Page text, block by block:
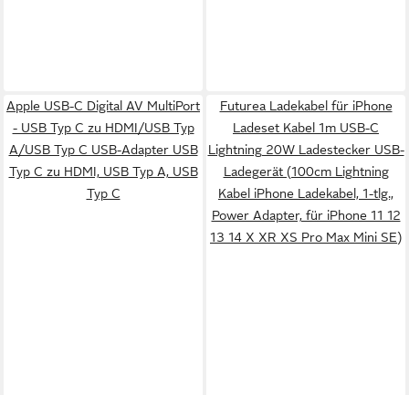
Apple USB-C Digital AV MultiPort
- USB Typ C zu HDMI/USB Typ
A/USB Typ C USB-Adapter USB
Typ C zu HDMI, USB Typ A, USB
Typ C
Futurea Ladekabel für iPhone
Ladeset Kabel 1m USB-C
Lightning 20W Ladestecker USB-
Ladegerät (100cm Lightning
Kabel iPhone Ladekabel, 1-tlg.,
Power Adapter, für iPhone 11 12
13 14 X XR XS Pro Max Mini SE)